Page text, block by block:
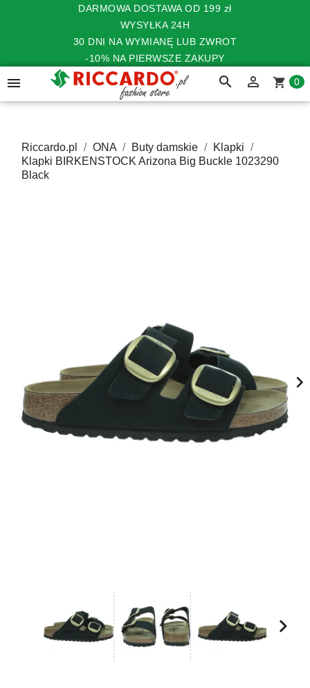
DARMOWA DOSTAWA OD 199 zł
WYSYŁKA 24H
30 DNI NA WYMIANĘ LUB ZWROT
-10% NA PIERWSZE ZAKUPY
 search  shopping_cart 0
Riccardo.pl ONA Buty damskie
Klapki
Klapki BIRKENSTOCK Arizona Big Buckle 1023290
Black
